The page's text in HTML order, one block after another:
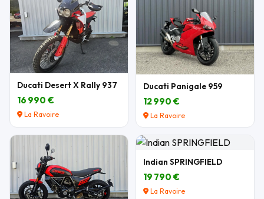
Ducati Desert X Rally 937
16 990 €
La Ravoire
Ducati Panigale 959
12 990 €
La Ravoire
Indian SPRINGFIELD
19 790 €
La Ravoire